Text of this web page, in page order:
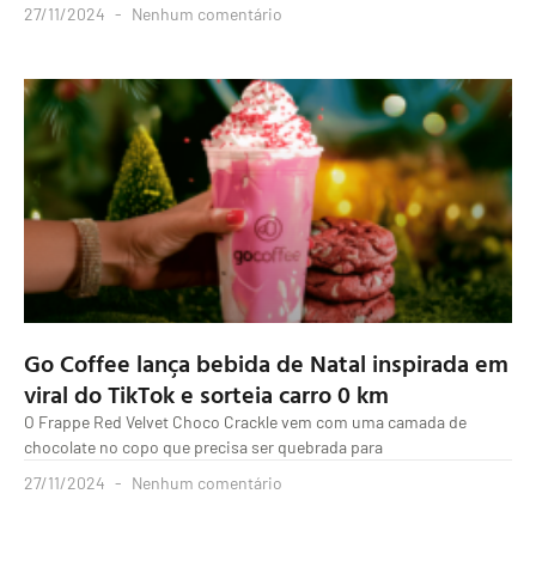
27/11/2024
Nenhum comentário
Go Coffee lança bebida de Natal inspirada em
viral do TikTok e sorteia carro 0 km
O Frappe Red Velvet Choco Crackle vem com uma camada de
chocolate no copo que precisa ser quebrada para
27/11/2024
Nenhum comentário